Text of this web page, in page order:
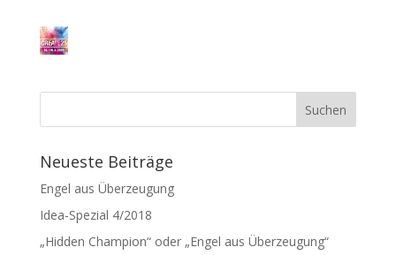
Neueste Beiträge
Engel aus Überzeugung
Idea-Spezial 4/2018
„Hidden Champion“ oder „Engel aus Überzeugung“